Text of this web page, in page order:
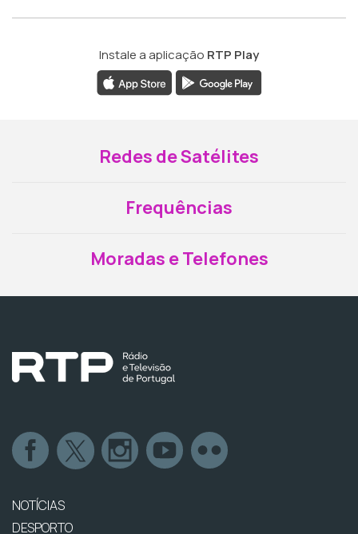
Instale a aplicação RTP Play
Redes de Satélites
Frequências
Moradas e Telefones
NOTÍCIAS
DESPORTO